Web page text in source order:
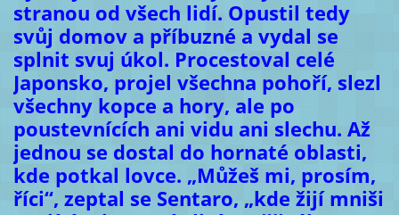
stranou od všech lidí. Opustil tedy
svůj domov a příbuzné a vydal se
splnit svuj úkol. Procestoval celé
Japonsko, projel všechna pohoří, slezl
všechny kopce a hory, ale po
poustevnících ani vidu ani slechu. Až
jednou se dostal do hornaté oblasti,
kde potkal lovce. „Můžeš mi, prosím,
říci“, zeptal se Sentaro, „kde žijí mniši